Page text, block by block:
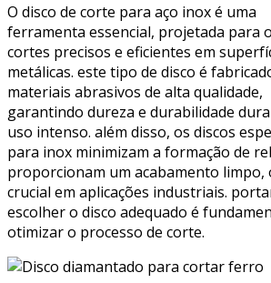
O disco de corte para aço inox é uma
ferramenta essencial, projetada para
cortes precisos e eficientes em
metálicas. este tipo de disco é
materiais abrasivos de alta qualidade,
garantindo dureza e durabilidade
uso intenso. além disso, os discos
para inox minimizam a formação de
proporcionam um acabamento limpo,
crucial em aplicações industriais.
escolher o disco adequado é
otimizar o processo de corte.